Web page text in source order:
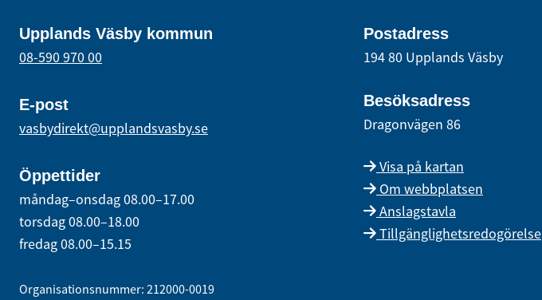
Upplands Väsby kommun
08-590 970 00
E-post
vasbydirekt@upplandsvasby.se
Öppettider
måndag–onsdag 08.00–17.00
torsdag 08.00–18.00
fredag 08.00–15.15
Organisationsnummer: 212000-0019
Postadress
194 80 Upplands Väsby
Besöksadress
Dragonvägen 86
Visa på kartan
Om webbplatsen
Anslagstavla
Tillgänglighetsredogörelse